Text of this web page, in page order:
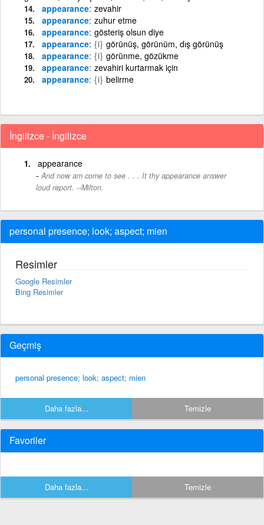
appearance zevahir
appearance zuhur etme
appearance gösteriş olsun diye
appearance {i} görünüş, görünüm, dış görünüş
appearance {i} görünme, gözükme
appearance zevahiri kurtarmak için
appearance {i} belirme
İngilizce - İngilizce
appearance
And now am come to see . . . It thy appearance answer
loud report. --Milton.
personal presence; look; aspect; mien
Resimler
Google Resimler
Bing Resimler
Geçmiş
personal presence; look; aspect; mien
Daha fazla... Temizle
Favoriler
Daha fazla... Temizle